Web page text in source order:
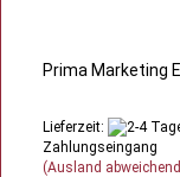
Prima Marketing
Lieferzeit:
Zahlungseingang
(Ausland